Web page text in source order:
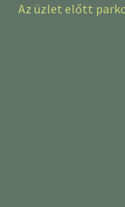
Az üzlet előtt